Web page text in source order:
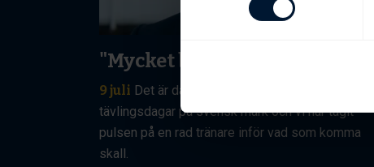
"Mycket bra segerchans"
9 juli Det är dags för en av årets största
tävlingsdagar på svensk mark och vi har tagit
pulsen på en rad tränare inför vad som komma
skall.